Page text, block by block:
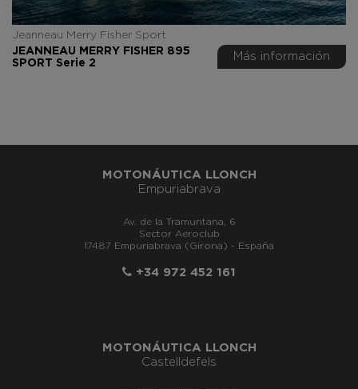
Jeanneau Merry Fisher Sport
JEANNEAU MERRY FISHER 895
SPORT Serie 2
Más información
MOTONÁUTICA LLONCH
Empuriabrava
Av. de la Tramuntana, 6
Sector Aeroclub
17487 Empuriabrava (Girona) - España
+34 972 452 161
MOTONÁUTICA LLONCH
Castelldefels